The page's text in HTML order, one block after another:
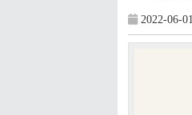
2022-06-01